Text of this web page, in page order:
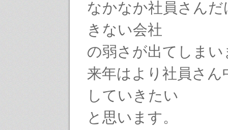
なかなか社員さん
きない会社
の弱さが出てしま
来年はより社員さん
していきたい
と思います。